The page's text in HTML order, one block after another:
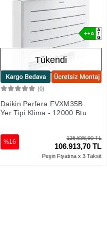
Tükendi
(0)
Daikin Perfera FVXM35B
Yer Tipi Klima - 12000 Btu
126.636,90 TL
106.913,70 TL
%16
Peşin Fiyatına x 3 Taksit